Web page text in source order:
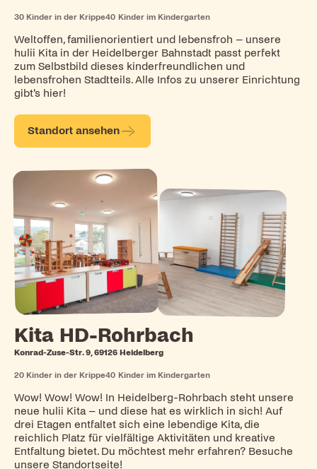
30 Kinder in der Krippe40 Kinder im Kindergarten
Weltoffen, familienorientiert und lebensfroh – unsere
hulii Kita in der Heidelberger Bahnstadt passt perfekt
zum Selbstbild dieses kinderfreundlichen und
lebensfrohen Stadtteils. Alle Infos zu unserer Einrichtung
gibt's hier!
Standort ansehen
Kita HD-Rohrbach
Konrad-Zuse-Str. 9, 69126 Heidelberg
20 Kinder in der Krippe40 Kinder im Kindergarten
Wow! Wow! Wow! In Heidelberg-Rohrbach steht unsere
neue hulii Kita – und diese hat es wirklich in sich! Auf
drei Etagen entfaltet sich eine lebendige Kita, die
reichlich Platz für vielfältige Aktivitäten und kreative
Entfaltung bietet. Du möchtest mehr erfahren? Besuche
unsere Standortseite!